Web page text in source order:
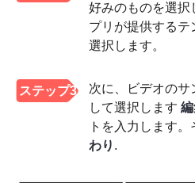
好みのものを選択
プリが提供するテ
選択します。
ステップ3
次に、ビデオの
して選択します
トを入力します
わり .